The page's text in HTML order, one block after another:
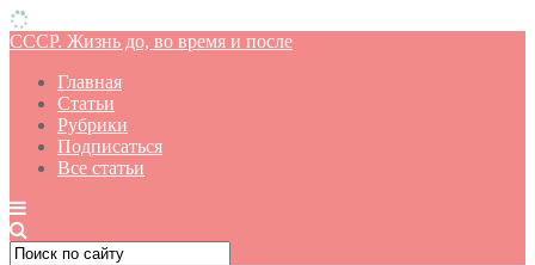
СССР. Жизнь до, во время и после
Главная
Статьи
Рубрики
Подписаться
Все статьи